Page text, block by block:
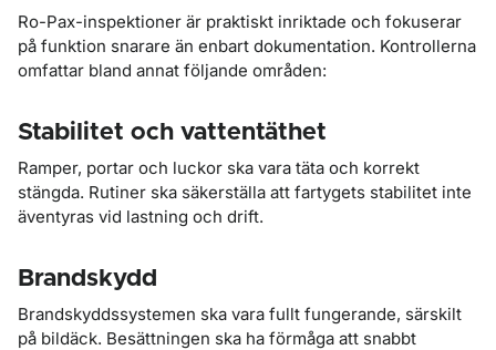
Ro-Pax-inspektioner är praktiskt inriktade och fokuserar
på funktion snarare än enbart dokumentation. Kontrollerna
omfattar bland annat följande områden:
Stabilitet och vattentäthet
Ramper, portar och luckor ska vara täta och korrekt
stängda. Rutiner ska säkerställa att fartygets stabilitet inte
äventyras vid lastning och drift.
Brandskydd
Brandskyddssystemen ska vara fullt fungerande, särskilt
på bildäck. Besättningen ska ha förmåga att snabbt